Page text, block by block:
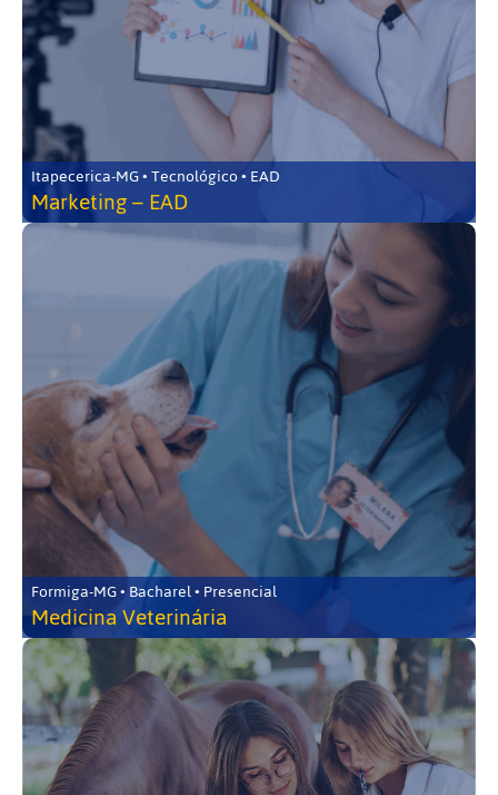
Itapecerica-MG • Tecnológico • EAD
Marketing – EAD
Formiga-MG • Bacharel • Presencial
Medicina Veterinária